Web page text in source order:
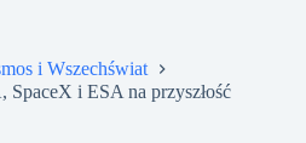
i Wszechświat
i ESA na przyszłość